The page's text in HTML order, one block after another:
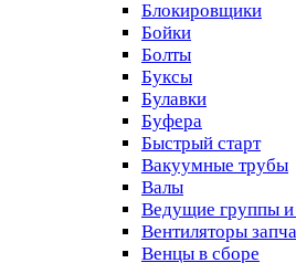
Блокировщики
Бойки
Болты
Буксы
Булавки
Буфера
Быстрый старт
Вакуумные трубы
Валы
Ведущие группы и
Вентиляторы
Венцы в сборе